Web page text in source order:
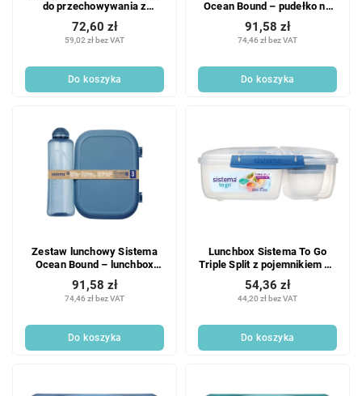
do przechowywania z
wyjmowanym pojemnikiem
7,9 l
59,02 zł bez VAT
72,60 zł
Do koszyka
Ocean Bound – pudełko na
lunch Ribbon 1,1 l i butelka
Swift 480 ml, kolor zielony
74,46 zł bez VAT
91,58 zł
Do koszyka
Zestaw lunchowy Sistema
Ocean Bound – lunchbox
Ribbon Lunch 1,1 l i butelka
Swift 480 ml, niebieski
74,46 zł bez VAT
91,58 zł
Do koszyka
Lunchbox Sistema To Go
Triple Split z pojemnikiem na
jogurt 2L, niebieski
44,20 zł bez VAT
54,36 zł
Do koszyka